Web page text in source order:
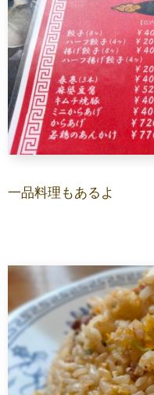
一品料理もあるよ